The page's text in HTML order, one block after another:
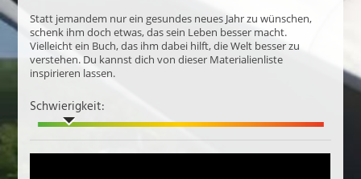
Statt jemandem nur ein gesundes neues Jahr zu wünschen,
schenk ihm doch etwas, das sein Leben besser macht.
Vielleicht ein Buch, das ihm dabei hilft, die Welt besser zu
verstehen. Du kannst dich von dieser Materialienliste
inspirieren lassen.
Schwierigkeit: